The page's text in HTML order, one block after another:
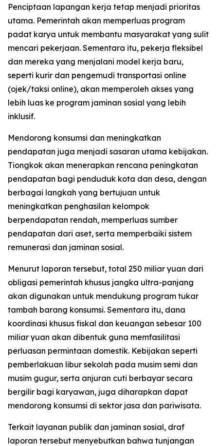
Penciptaan lapangan kerja tetap menjadi prioritas
utama. Pemerintah akan memperluas program
padat karya untuk membantu masyarakat yang sulit
mencari pekerjaan. Sementara itu, pekerja fleksibel
dan mereka yang menjalani model kerja baru,
seperti kurir dan pengemudi transportasi online
(ojek/taksi online), akan memperoleh akses yang
lebih luas ke program jaminan sosial yang lebih
inklusif.
Mendorong konsumsi dan meningkatkan
pendapatan juga menjadi sasaran utama kebijakan.
Tiongkok akan menerapkan rencana peningkatan
pendapatan bagi penduduk kota dan desa, dengan
berbagai langkah yang bertujuan untuk
meningkatkan penghasilan kelompok
berpendapatan rendah, memperluas sumber
pendapatan dari aset, serta memperbaiki sistem
remunerasi dan jaminan sosial.
Menurut laporan tersebut, total 250 miliar yuan dari
obligasi pemerintah khusus jangka ultra-panjang
akan digunakan untuk mendukung program tukar
tambah barang konsumsi. Sementara itu, dana
koordinasi khusus fiskal dan keuangan sebesar 100
miliar yuan akan dibentuk guna memfasilitasi
perluasan permintaan domestik. Kebijakan seperti
pemberlakuan libur sekolah pada musim semi dan
musim gugur, serta anjuran cuti berbayar secara
bergilir bagi karyawan, juga diharapkan dapat
mendorong konsumsi di sektor jasa dan pariwisata.
Terkait layanan publik dan jaminan sosial, draf
laporan tersebut menyebutkan bahwa tunjangan